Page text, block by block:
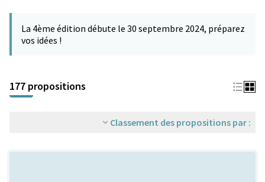
−
La 4ème édition débute le 30 septembre 2024, préparez
vos idées !
177 propositions
Classement des propositions par :